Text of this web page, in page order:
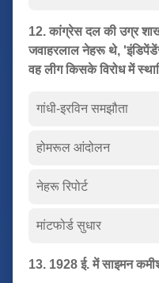
12. कांग्रेस दल की उग्र
जवाहरलाल नेहरू थे,
वह लीग किसके विरोध में
गांधी-इरविन समझौता
होमरूल आंदोलन
नेहरू रिपोर्ट
मांटफोर्ड सुधार
13. 1928 ई. में साइमन